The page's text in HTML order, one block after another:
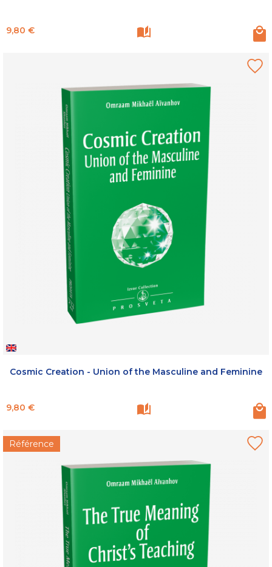
Prix
9,80 €
Cosmic Creation - Union of the Masculine and Feminine
Prix
9,80 €
Référence